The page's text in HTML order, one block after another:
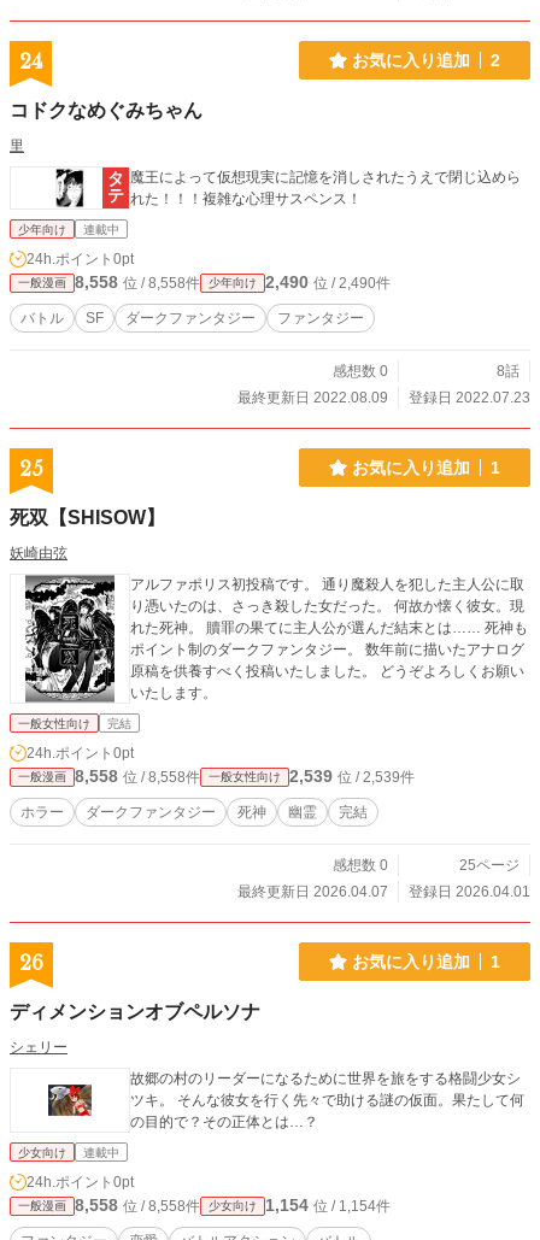
24 お気に入り追加 2
コドクなめぐみちゃん
里
魔王によって仮想現実に記憶を消しされたうえで閉じ込めら
れた！！！複雑な心理サスペンス！
少年向け 連載中
24h.ポイント 0pt
一般漫画 8,558 位 / 8,558件 少年向け 2,490 位 / 2,490件
バトル SF ダークファンタジー ファンタジー
感想数 0
8話
最終更新日 2022.08.09
登録日 2022.07.23
25 お気に入り追加 1
死双【SHISOW】
妖崎由弦
アルファポリス初投稿です。 通り魔殺人を犯した主人公に取
り憑いたのは、さっき殺した女だった。 何故か懐く彼女。現
れた死神。 贖罪の果てに主人公が選んだ結末とは…… 死神も
ポイント制のダークファンタジー。 数年前に描いたアナログ
原稿を供養すべく投稿いたしました。 どうぞよろしくお願い
いたします。
一般女性向け 完結
24h.ポイント 0pt
一般漫画 8,558 位 / 8,558件 一般女性向け 2,539 位 / 2,539件
ホラー ダークファンタジー 死神 幽霊 完結
感想数 0
25ページ
最終更新日 2026.04.07
登録日 2026.04.01
26 お気に入り追加 1
ディメンションオブペルソナ
シェリー
故郷の村のリーダーになるために世界を旅をする格闘少女シ
ツキ。 そんな彼女を行く先々で助ける謎の仮面。果たして何
の目的で？その正体とは…？
少女向け 連載中
24h.ポイント 0pt
一般漫画 8,558 位 / 8,558件 少女向け 1,154 位 / 1,154件